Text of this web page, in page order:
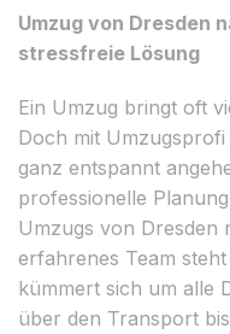
Umzug von Dresden
stressfreie Lösung
Ein Umzug bringt oft
Doch mit
ganz entspannt
professionelle
Umzugs von Dresden
erfahrenes Team
kümmert sich um alle
über den Transport